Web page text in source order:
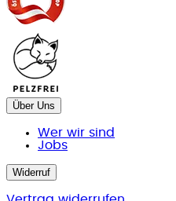
Über Uns
Wer wir sind
Jobs
Widerruf